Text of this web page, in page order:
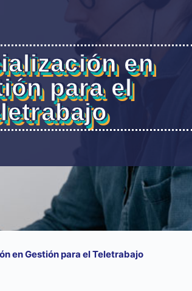
en
para el
en Gestión para el Teletrabajo